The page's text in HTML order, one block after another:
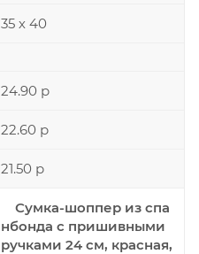
35 х 40
24.90 р
22.60 р
21.50 р
Сумка-шоппер из спа
нбонда с пришивными
ручками 24 см, красная,